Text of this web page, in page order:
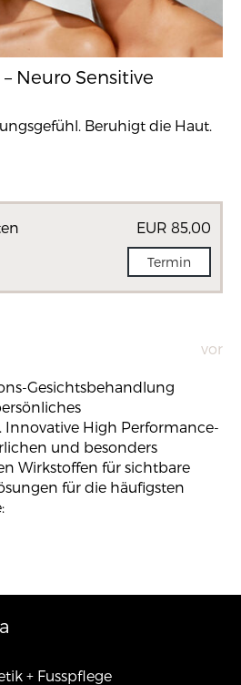
– Neuro Sensitive
Beruhigt die Haut.
EUR 85,00
Termin
vor
Gesichtsbehandlung
High Performance-
und besonders
Wirkstoffen für sichtbare
für die häufigsten
+ Fusspflege